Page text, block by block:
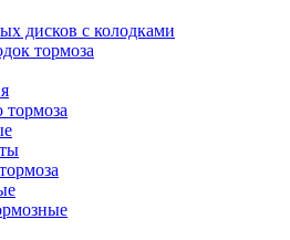
дисков с колодками
тормоза
тормоза